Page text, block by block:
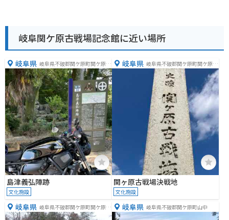
岐阜関ケ原古戦場記念館に近い場所
岐阜県 岐阜県不破郡関ケ原町関ケ原１
９６１−４
島津義弘陣跡
文化施設
岐阜県 岐阜県不破郡関ケ原町関ケ原１
２０２
関ヶ原古戦場決戦地
文化施設
岐阜県 岐阜県不破郡関ケ原町関ケ原１
７０１−６
岐阜県 岐阜県不破郡関ケ原町山中